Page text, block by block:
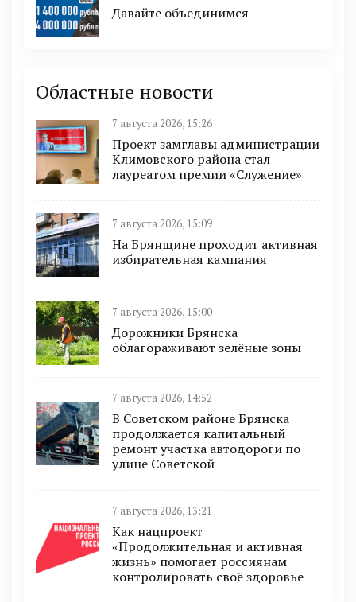
Давайте объединимся
Областные новости
7 августа 2026, 15:26
Проект замглавы администрации
Климовского района стал
лауреатом премии «Служение»
7 августа 2026, 15:09
На Брянщине проходит активная
избирательная кампания
7 августа 2026, 15:00
Дорожники Брянска
облагораживают зелёные зоны
7 августа 2026, 14:52
В Советском районе Брянска
продолжается капитальный
ремонт участка автодороги по
улице Советской
7 августа 2026, 13:21
Как нацпроект
«Продолжительная и активная
жизнь» помогает россиянам
контролировать своё здоровье